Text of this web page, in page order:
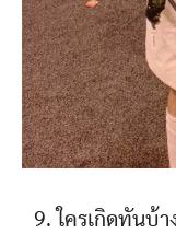
9. ใครเกิดทันบ้า